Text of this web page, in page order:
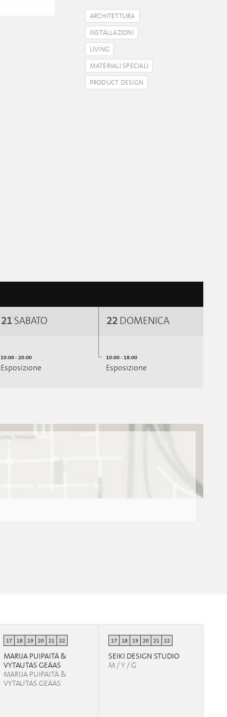
ARCHITETTURA
INSTALLAZIONI
LIVING
MATERIALI SPECIALI
PRODUCT DESIGN
21 SABATO
10:00 - 20:00
Esposizione
22DOMENICA
10:00 - 18:00
Esposizione
17 18 19 20 21 22
MARIJA PUIPAITÄ &
VYTAUTAS GEÄAS
MARIJA PUIPAITÄ &
VYTAUTAS GEÄAS
17 18 19 20 21 22
SEIKI DESIGN STUDIO
M / Y / G